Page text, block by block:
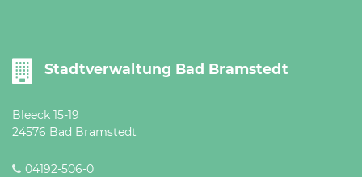
Stadtverwaltung Bad Bramstedt
Bleeck 15-19
24576 Bad Bramstedt
04192-506-0